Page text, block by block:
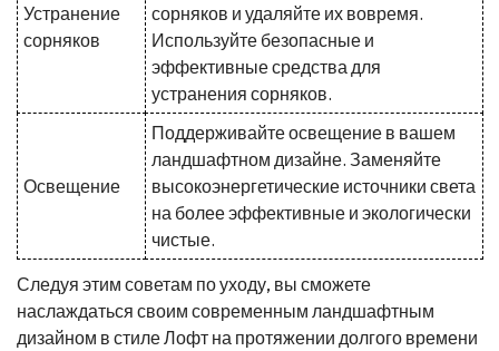
Устранение
сорняков
сорняков и удаляйте их вовремя.
Используйте безопасные и
эффективные средства для
устранения сорняков.
Освещение
Поддерживайте освещение в вашем
ландшафтном дизайне. Заменяйте
высокоэнергетические источники света
на более эффективные и экологически
чистые.
Следуя этим советам по уходу, вы сможете
наслаждаться своим современным ландшафтным
дизайном в стиле Лофт на протяжении долгого времени